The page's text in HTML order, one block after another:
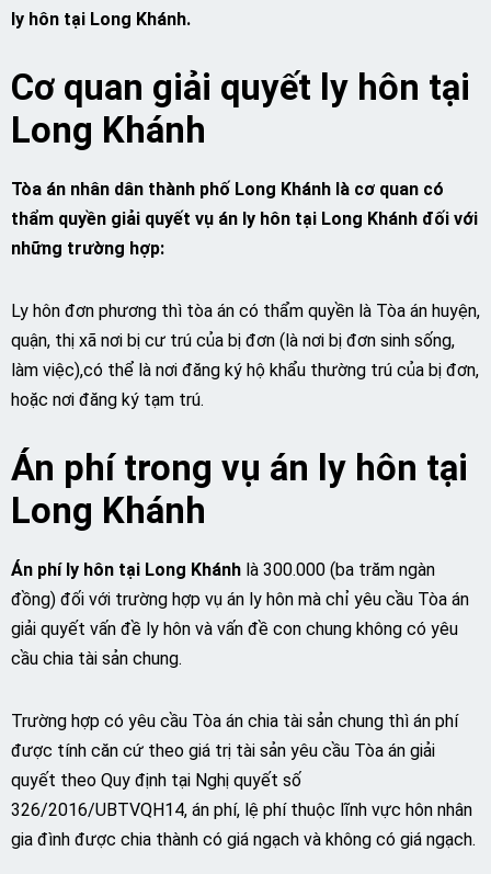
ly hôn tại Long Khánh.
Cơ quan giải quyết ly hôn tại
Long Khánh
Tòa án nhân dân thành phố Long Khánh là cơ quan có
thẩm quyền giải quyết vụ án ly hôn tại Long Khánh đối với
những trường hợp:
Ly hôn đơn phương thì tòa án có thẩm quyền là Tòa án huyện,
quận, thị xã nơi bị cư trú của bị đơn (là nơi bị đơn sinh sống,
làm việc),có thể là nơi đăng ký hộ khẩu thường trú của bị đơn,
hoặc nơi đăng ký tạm trú.
Án phí trong vụ án ly hôn tại
Long Khánh
Án phí ly hôn tại Long Khánh là 300.000 (ba trăm ngàn
đồng) đối với trường hợp vụ án ly hôn mà chỉ yêu cầu Tòa án
giải quyết vấn đề ly hôn và vấn đề con chung không có yêu
cầu chia tài sản chung.
Trường hợp có yêu cầu Tòa án chia tài sản chung thì án phí
được tính căn cứ theo giá trị tài sản yêu cầu Tòa án giải
quyết theo Quy định tại Nghị quyết số
326/2016/UBTVQH14, án phí, lệ phí thuộc lĩnh vực hôn nhân
gia đình được chia thành có giá ngạch và không có giá ngạch.